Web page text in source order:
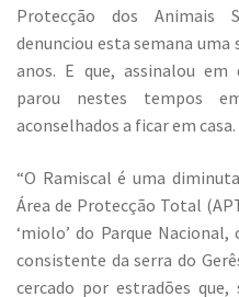
Protecção dos Animais
denunciou esta semana uma
anos. E que, assinalou em
parou nestes tempos
aconselhados a ficar em casa.
“O Ramiscal é uma
Área de Protecção Total
‘miolo’ do Parque
consistente da serra do
cercado por estradões